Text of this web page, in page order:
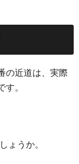
の近道は、実際
。
ょうか。